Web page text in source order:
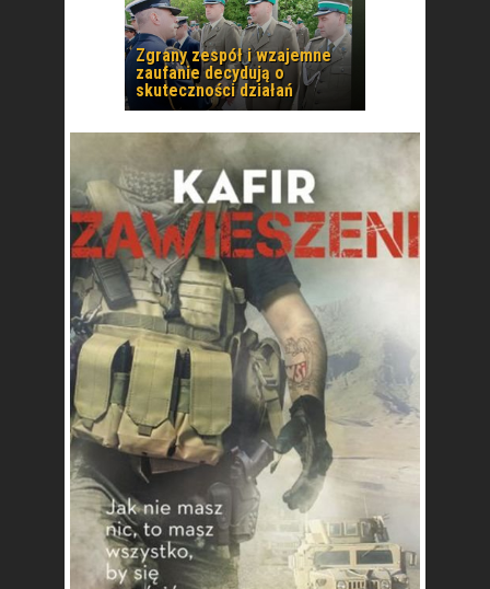
Zgrany zespół i wzajemne
zaufanie decydują o
skuteczności działań